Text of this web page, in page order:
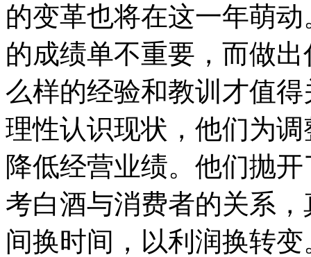
的变革也将在这一年萌
的成绩单不重要，而做
么样的经验和教训才值
理性认识现状，他们为
降低经营业绩。他们抛
考白酒与消费者的关系
间换时间，以利润换转